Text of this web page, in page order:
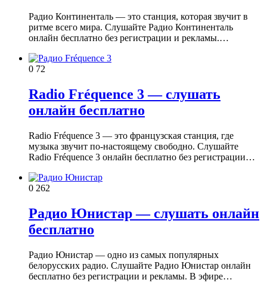
Радио Континенталь — это станция, которая звучит в
ритме всего мира. Слушайте Радио Континенталь
онлайн бесплатно без регистрации и рекламы.…
0 72
Radio Fréquence 3 — слушать
онлайн бесплатно
Radio Fréquence 3 — это французская станция, где
музыка звучит по-настоящему свободно. Слушайте
Radio Fréquence 3 онлайн бесплатно без регистрации…
0 262
Радио Юнистар — слушать онлайн
бесплатно
Радио Юнистар — одно из самых популярных
белорусских радио. Слушайте Радио Юнистар онлайн
бесплатно без регистрации и рекламы. В эфире…